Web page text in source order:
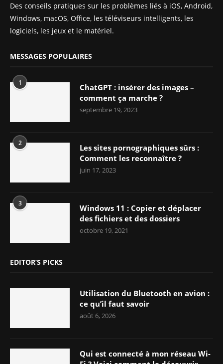
Des conseils pratiques sur les problèmes liés à iOS, Android,
Windows, macOS, Office, les téléviseurs intelligents, les
logiciels, les jeux et le matériel.
MESSAGES POPULAIRES
1
ChatGPT : insérer des images –
comment ça marche ?
septembre 19, 2023
2
Les sites pornographiques sûrs :
Comment les reconnaître ?
juin 17, 2023
3
Windows 11 : Copier et déplacer
des fichiers et des dossiers
octobre 19, 2021
EDITOR’S PICKS
Utilisation du Bluetooth en avion :
ce qu’il faut savoir
août 6, 2026
Qui est connecté à mon réseau Wi-